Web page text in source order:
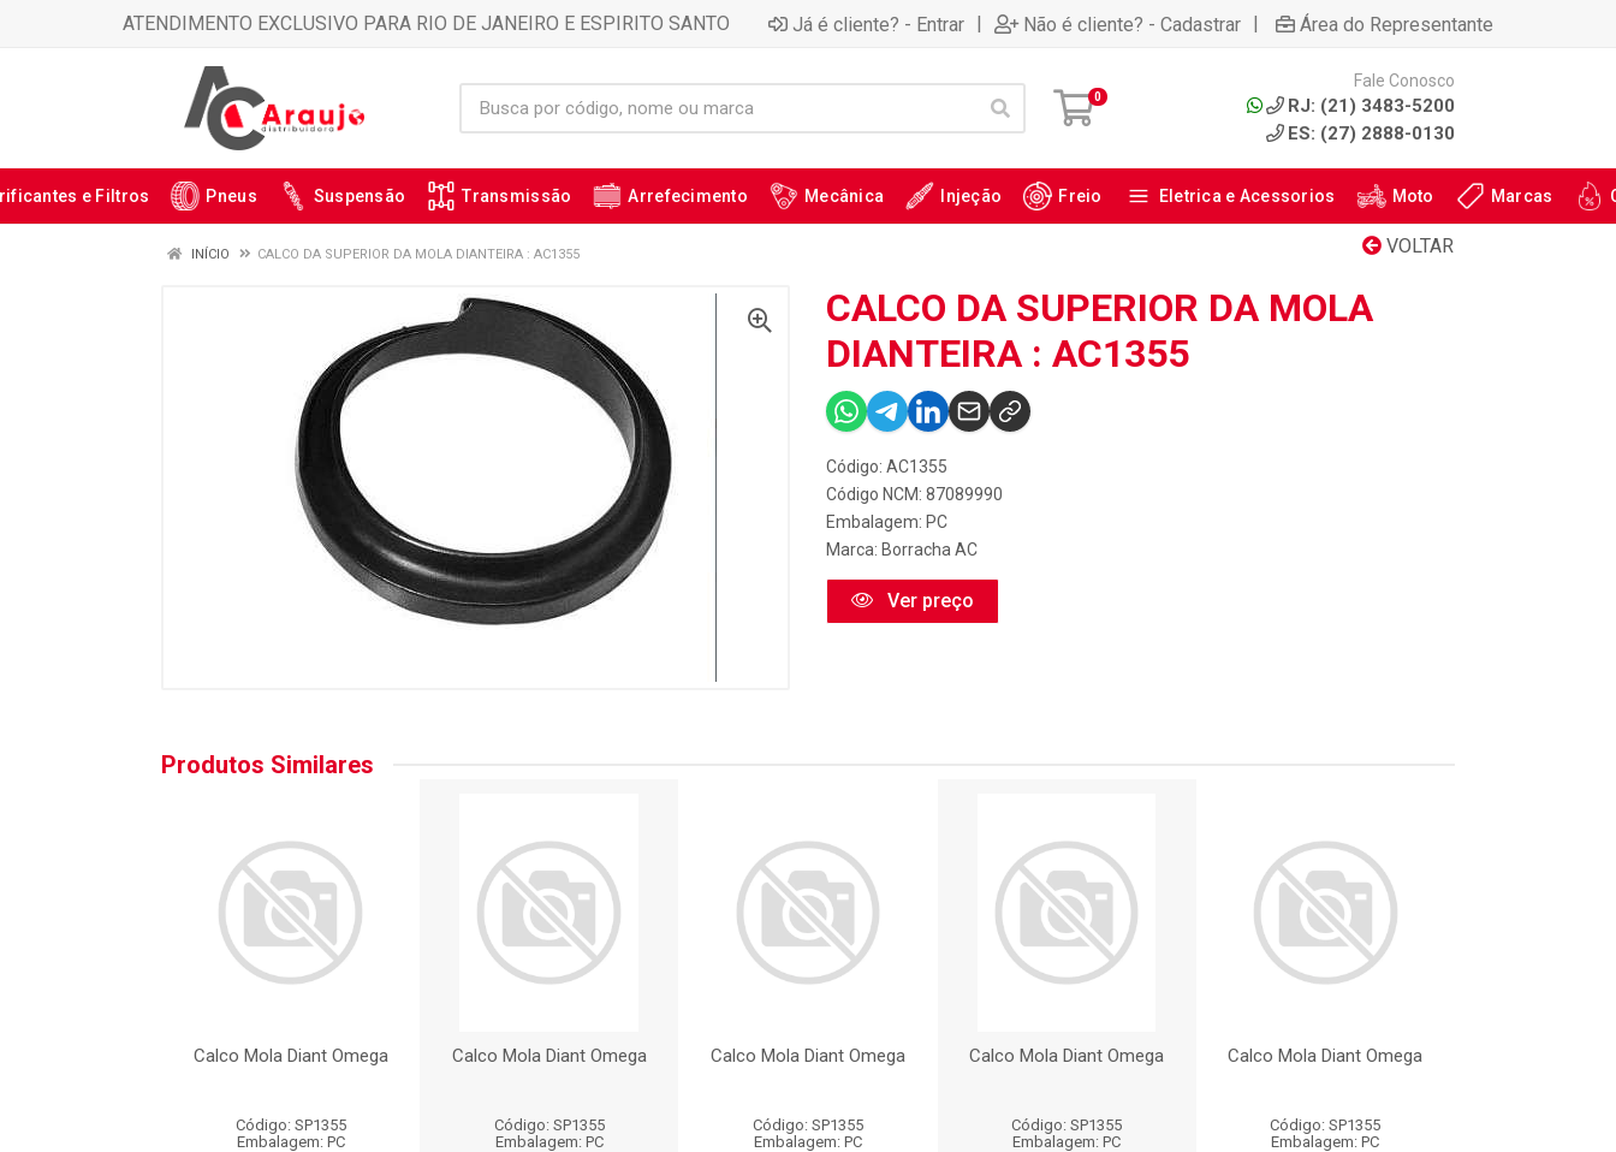
ATENDIMENTO EXCLUSIVO PARA RIO DE JANEIRO E ESPIRITO SANTO Já é cliente? - Entrar | Não é cliente? - Cadastrar | Área do Representante
0
Fale Conosco
RJ: (21) 3483-5200
ES: (27) 2888-0130
e Filtros Pneus Suspensão Transmissão Arrefecimento Mecânica Injeção Freio Eletrica e Acessorios Moto Marcas
VOLTAR
INÍCIO CALCO DA SUPERIOR DA MOLA DIANTEIRA : AC1355
CALCO DA SUPERIOR DA MOLA
DIANTEIRA : AC1355
Código: AC1355
Código NCM: 87089990
Embalagem: PC
Marca: Borracha AC
Ver preço
Produtos Similares
Calco Mola Diant Omega
Código: SP1355
Embalagem: PC
Calco Mola Diant Omega
Código: SP1355
Embalagem: PC
Calco Mola Diant Omega
Código: SP1355
Embalagem: PC
Calco Mola Diant Omega
Código: SP1355
Embalagem: PC
Calco Mola Diant Omega
Código: SP1355
Embalagem: PC